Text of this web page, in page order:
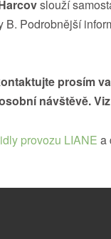
slouží
Podrobnější
prosím
návštěvě. Viz
provozu LIANE a